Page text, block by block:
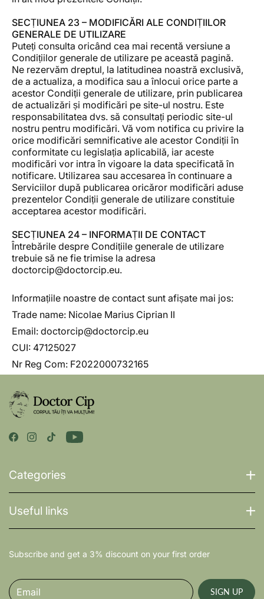
SECȚIUNEA 23 – MODIFICĂRI ALE CONDIȚIILOR
GENERALE DE UTILIZARE
Puteți consulta oricând cea mai recentă versiune a
Condițiilor generale de utilizare pe această pagină.
Ne rezervăm dreptul, la latitudinea noastră exclusivă,
de a actualiza, a modifica sau a înlocui orice parte a
acestor Condiții generale de utilizare, prin publicarea
de actualizări și modificări pe site-ul nostru. Este
responsabilitatea dvs. să consultați periodic site-ul
nostru pentru modificări. Vă vom notifica cu privire la
orice modificări semnificative ale acestor Condiții în
conformitate cu legislația aplicabilă, iar aceste
modificări vor intra în vigoare la data specificată în
notificare. Utilizarea sau accesarea în continuare a
Serviciilor după publicarea oricăror modificări aduse
prezentelor Condiții generale de utilizare constituie
acceptarea acestor modificări.
SECȚIUNEA 24 – INFORMAȚII DE CONTACT
Întrebările despre Condițiile generale de utilizare
trebuie să ne fie trimise la adresa
doctorcip@doctorcip.eu.
Informațiile noastre de contact sunt afișate mai jos:
Trade name: Nicolae Marius Ciprian II
Email: doctorcip@doctorcip.eu
CUI: 47125027
Nr Reg Com: F2022000732165
Categories
Useful links
Subscribe and get a 3% discount on your first order
Email
SIGN UP